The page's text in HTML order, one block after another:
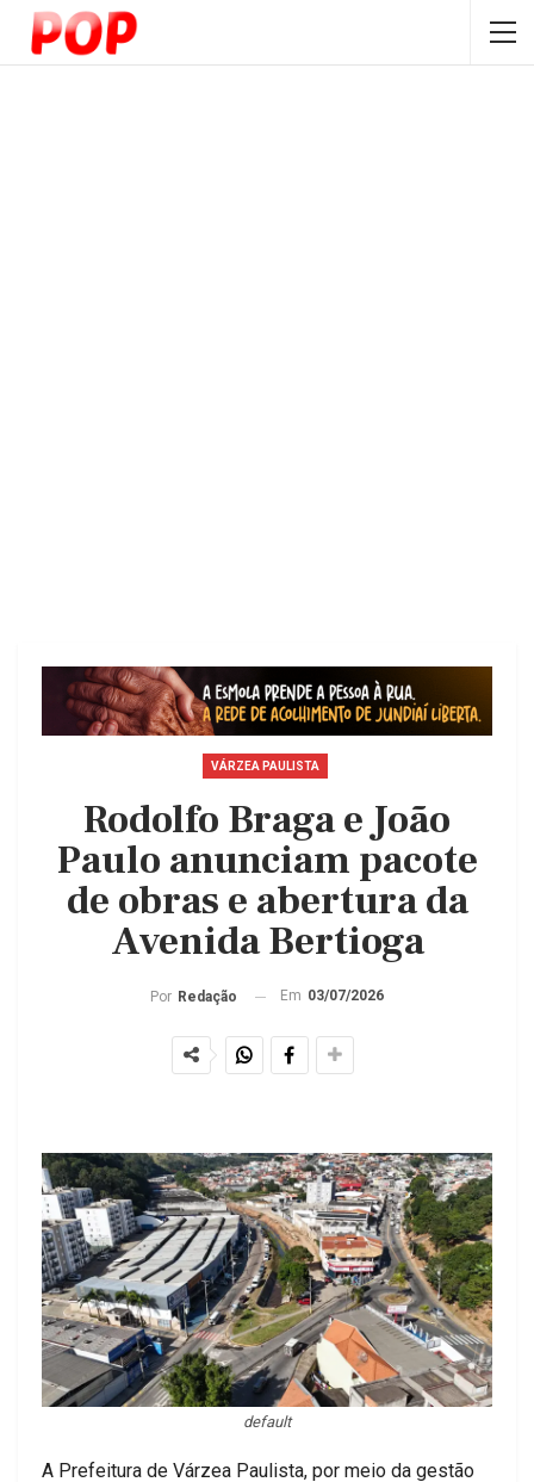
VÁRZEA PAULISTA
Rodolfo Braga e João
Paulo anunciam pacote
de obras e abertura da
Avenida Bertioga
Por Redação Em 03/07/2026
default
A Prefeitura de Várzea Paulista, por meio da gestão